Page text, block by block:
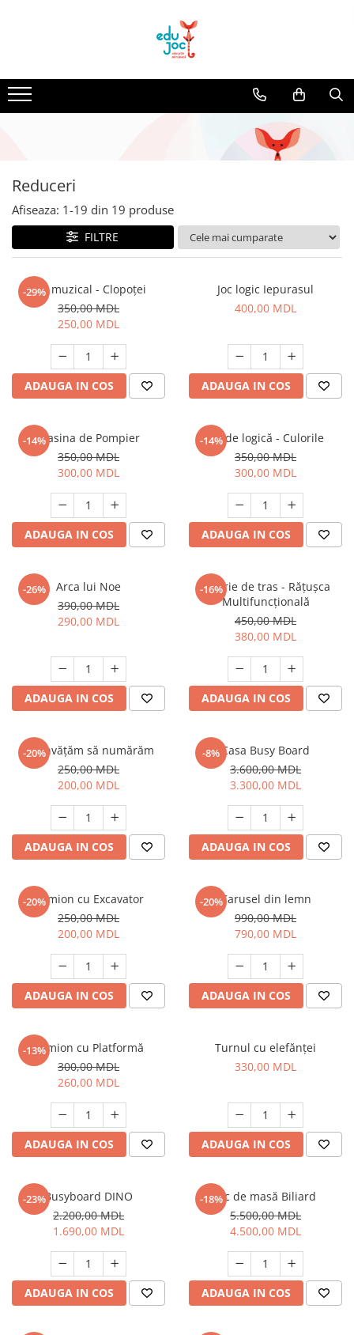
1-2 ani
3-4 ani
Reduceri
Afiseaza: 1-19 din 19 produse
FILTRE
-29%
Set muzical - Clopoței
350,00 MDL
250,00 MDL
ADAUGA IN COS
Joc logic Iepurasul
400,00 MDL
ADAUGA IN COS
-14%Masina de Pompier
350,00 MDL
300,00 MDL
ADAUGA IN COS
-14%
Joc de logică - Culorile
350,00 MDL
300,00 MDL
ADAUGA IN COS
-26%
Arca lui Noe
390,00 MDL
290,00 MDL
ADAUGA IN COS
-16%
Jucărie de tras - Rățușca
Multifuncțională
450,00 MDL
380,00 MDL
ADAUGA IN COS
-20%
Joc Învățăm să numărăm
250,00 MDL
200,00 MDL
ADAUGA IN COS
-8% Casa Busy Board
3.600,00 MDL
3.300,00 MDL
ADAUGA IN COS
-20%Camion cu Excavator
250,00 MDL
200,00 MDL
ADAUGA IN COS
-20%Carusel din lemn
990,00 MDL
790,00 MDL
ADAUGA IN COS
-13%Camion cu Platformă
300,00 MDL
260,00 MDL
ADAUGA IN COS
Turnul cu elefănței
330,00 MDL
ADAUGA IN COS
-23%Busyboard DINO
2.200,00 MDL
1.690,00 MDL
ADAUGA IN COS
-18%Joc de masă Biliard
5.500,00 MDL
4.500,00 MDL
ADAUGA IN COS